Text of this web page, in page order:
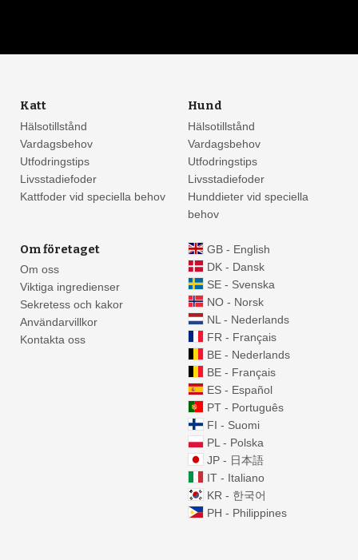
Katt
Hälsotillstånd
Vardagsbehov
Utfodringstips
Livsstadiefoder
Kattfoder vid speciella behov
Hund
Hälsotillstånd
Vardagsbehov
Utfodringstips
Livsstadiefoder
Hunddieter vid speciella
behov
Om företaget
Om oss
Viktiga ingredienser
Sekretess och kakor
Användarvillkor
Kontakta oss
GB - English
DK - Dansk
SE - Svenska
NO - Norsk
NL - Nederlands
FR - Français
BE - Nederlands
BE - Français
ES - Español
PT - Português
FI - Suomi
PL - Polska
JP - 日本語
IT - Italiano
KR - 한국어
PH - Philippines